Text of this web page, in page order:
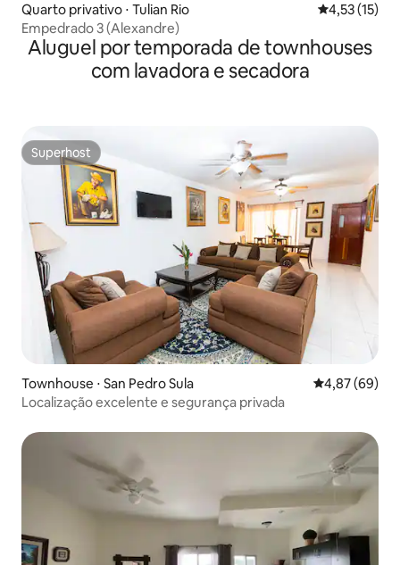
Quarto privativo ⋅ Tulian Rio 4,53 de uma
4,53 (15)
Empedrado 3 (Alexandre)
Aluguel por temporada de townhouses
com lavadora e secadora
Superhost
Superhost
Townhouse ⋅ San Pedro Sula 4,87 de uma
4,87 (69)
Localização excelente e segurança privada